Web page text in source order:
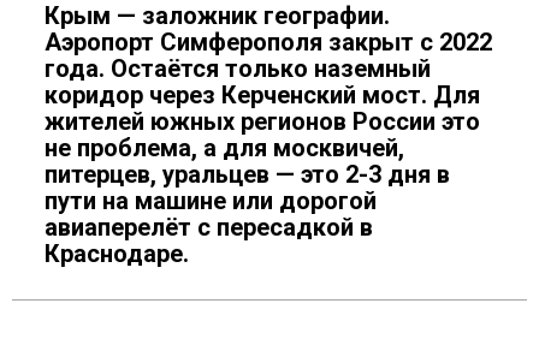
Крым — заложник географии.
Аэропорт Симферополя закрыт с 2022
года. Остаётся только наземный
коридор через Керченский мост. Для
жителей южных регионов России это
не проблема, а для москвичей,
питерцев, уральцев — это 2-3 дня в
пути на машине или дорогой
авиаперелёт с пересадкой в
Краснодаре.